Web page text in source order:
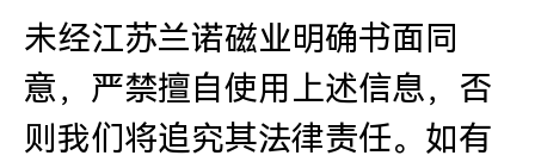
未经江苏兰诺磁业明确书面同
意，严禁擅自使用上述信息，否
则我们将追究其法律责任。如有